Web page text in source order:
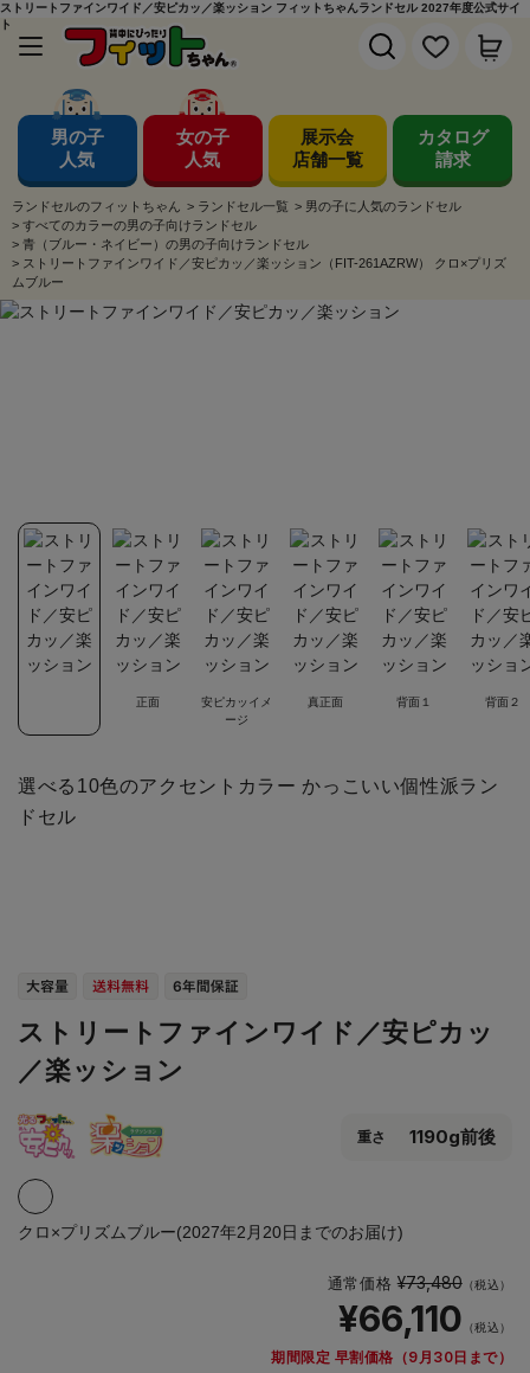
ストリートファインワイド／安ピカッ／楽ッション フィットちゃんランドセル 2027年度公式サイ
ト
男の子
人気
女の子
人気
展示会
店舗一覧
カタログ
請求
ランドセルのフィットちゃん > ランドセル一覧 > 男の子に人気のランドセル
> すべてのカラーの男の子向けランドセル
> 青（ブルー・ネイビー）の男の子向けランドセル
> ストリートファインワイド／安ピカッ／楽ッション（FIT-261AZRW） クロ×プリズ
ムブルー
正面
安ピカッイメ
ージ
真正面 背面１ 背面２
選べる10色のアクセントカラー かっこいい個性派ラン
ドセル
ストリートファインワイド／安ピカッ
／楽ッション
重さ 1190g前後
クロ×プリズムブルー(2027年2月20日までのお届け)
通常価格¥73,480（税込）
¥66,110 （税込）
期間限定 早割価格（9月30日まで）